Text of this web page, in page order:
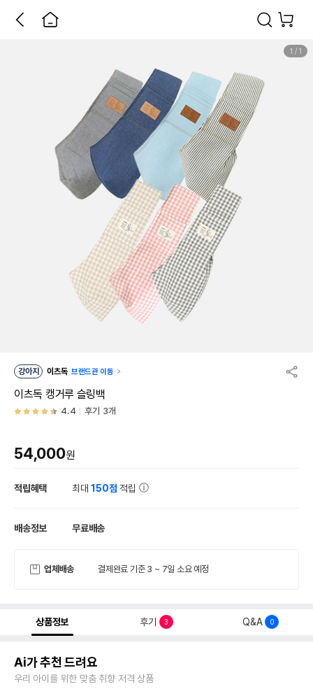
1 / 1
강아지 이츠독 브랜드관 이동
이츠독 캥거루 슬링백
4.4 후기 3개
54,000원
적립혜택 최대150점 적립
배송정보 무료배송
업체배송 결제완료 기준 3 ~ 7일 소요 예정
상품정보 후기 3 Q&A 0
Ai가 추천 드려요
우리 아이를 위한 맞춤 취향 저격 상품